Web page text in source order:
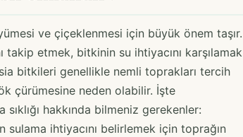
ve çiçeklenmesi için büyük önem taşır.
takip etmek, bitkinin su ihtiyacını karşılamak
bitkileri genellikle nemli toprakları tercih
çürümesine neden olabilir. İşte
hakkında bilmeniz gerekenler:
sulama ihtiyacını belirlemek için toprağın